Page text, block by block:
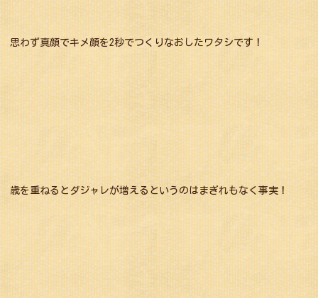
思わず真顔でキメ顔を2秒でつくりなおしたワタシです！
歳を重ねるとダジャレが増えるというのはまぎれもなく事実！